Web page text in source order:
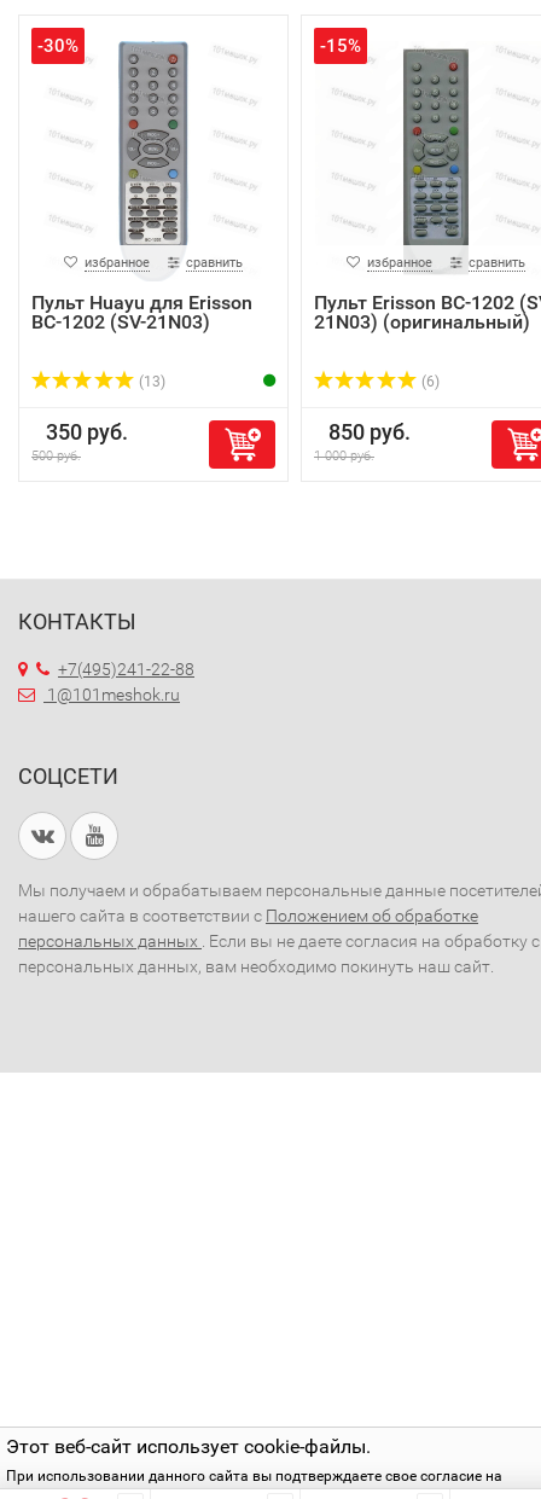
Этот веб-сайт использует cookie-файлы.
При использовании данного сайта вы подтверждаете свое согласие на
использование cookie-файлов в соответствии с нашей
-30%
избранное сравнить
Пульт Huayu для Erisson
BC-1202 (SV-21N03)
(13)
350 руб.
500 руб.
-15%
избранное сравнить
Пульт Erisson BC-1202
21N03) (оригинальный)
(6)
850 руб.
1 000 руб.
КОНТАКТЫ
+7(495)241-22-88
1@101meshok.ru
СОЦСЕТИ
Мы получаем и обрабатываем персональные данные
нашего сайта в соответствии с Положением об обработке
персональных данных . Если вы не даете согласия на обработку
персональных данных, вам необходимо покинуть наш сайт.